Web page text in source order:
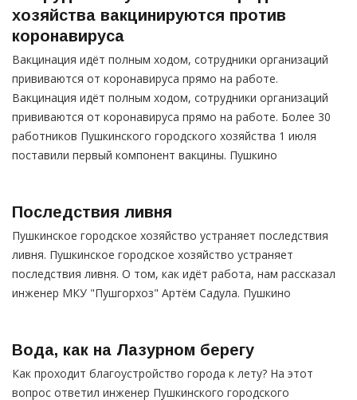
хозяйства вакцинируются против
коронавируса
Вакцинация идёт полным ходом, сотрудники организаций
прививаются от коронавируса прямо на работе.
Вакцинация идёт полным ходом, сотрудники организаций
прививаются от коронавируса прямо на работе. Более 30
работников Пушкинского городского хозяйства 1 июля
поставили первый компонент вакцины. Пушкино
Последствия ливня
Пушкинское городское хозяйство устраняет последствия
ливня. Пушкинское городское хозяйство устраняет
последствия ливня. О том, как идёт работа, нам рассказал
инженер МКУ "Пушгорхоз" Артём Садула. Пушкино
Вода, как на Лазурном берегу
Как проходит благоустройство города к лету? На этот
вопрос ответил инженер Пушкинского городского